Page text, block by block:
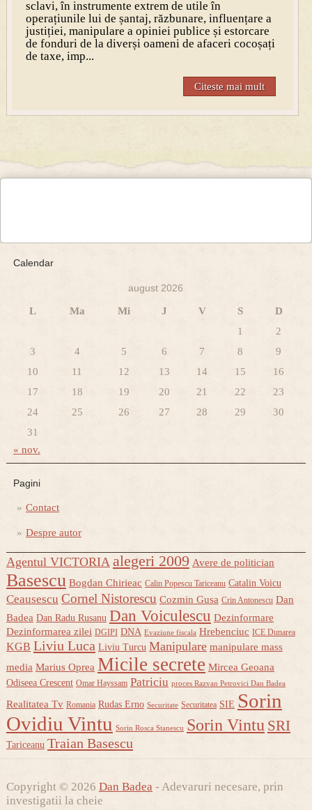
sclavi, în instrumente extrem de utile în
operațiunile lui de șantaj, răzbunare, influențare a
justiției, manipulare a opiniei publice și estorcare
de fonduri de la diverși oameni de afaceri cocoșați
de taxe, imp...
Citeste mai mult
Calendar
august 2026
L Ma Mi J V S
D
1
2
3
4 5 6 7 8
9
10
11 12 13 14 15
16
17
18 19 20 21 22
23
24
25 26 27 28 29
30
31
« nov.
Pagini
Contact
Despre autor
Agentul VICTORIA alegeri 2009 Avere de politician
Basescu Bogdan Chirieac Calin Popescu Tariceanu Catalin Voicu
Ceausescu Cornel Nistorescu Cozmin Gusa Crin Antonescu Dan
Badea Dan Radu Rusanu Dan Voiculescu Dezinformare
Dezinformarea zilei DGIPI DNA Evaziune fiscala Hrebenciuc ICE Dunarea
KGB Liviu Luca Liviu Turcu Manipulare manipulare mass
media Marius Oprea Micile secrete Mircea Geoana
Odiseea Crescent Omar Hayssam Patriciu proces Razvan Petrovici Dan Badea
Realitatea Tv Romania Rudas Erno Securitate Securitatea SIE Sorin
Ovidiu Vintu Sorin Rosca Stanescu Sorin Vintu SRI
Tariceanu Traian Basescu
Copyright © 2026 Dan Badea - Adevaruri necesare, prin
investigatii la cheie